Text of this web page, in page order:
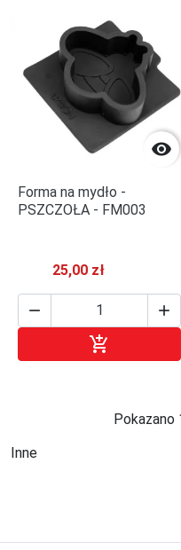

Forma na mydło -
PSZCZOŁA - FM003
25,00 zł
 

Inne